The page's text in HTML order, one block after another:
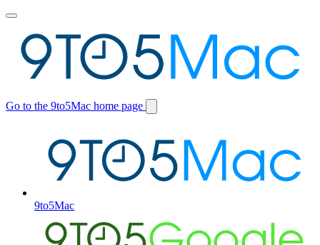
Toggle
menu
Go to the 9to5Mac home page
Switch
9to5Mac